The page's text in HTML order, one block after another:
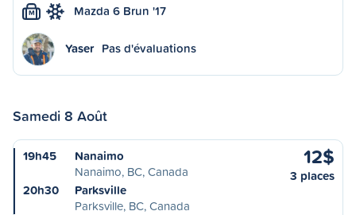
M Mazda 6 Brun '17
Yaser Pas d'évaluations
Samedi 8 Août
19h45
Nanaimo
Nanaimo, BC, Canada
20h30
Parksville
Parksville, BC, Canada
12$
3 places